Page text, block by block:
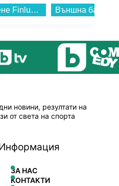
Уред за здравословно готвене Finlux BOHEME...
новини, резултати на
от света на спорта
ЗА НАС
КОНТАКТИ